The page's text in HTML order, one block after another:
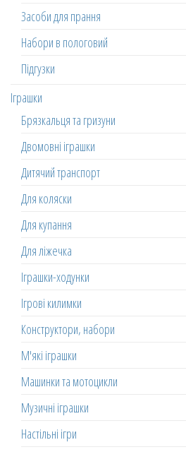
Засоби для прання
Набори в пологовий
Підгузки
Іграшки
Брязкальця та гризуни
Двомовні іграшки
Дитячий транспорт
Для коляски
Для купання
Для ліжечка
Іграшки-ходунки
Ігрові килимки
Конструктори, набори
М'які іграшки
Машинки та мотоцикли
Музичні іграшки
Настільні ігри